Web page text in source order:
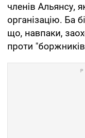
членів Альянсу,
організацію. Ба
що, навпаки,
проти